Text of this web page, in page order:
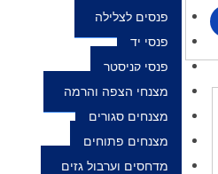
פנסים לצלילה
פנסי יד
פנסי קניסטר
מצנחי הצפה והרמה
מצנחים סגורים
מצנחים פתוחים
מדחסים וערבול גזים